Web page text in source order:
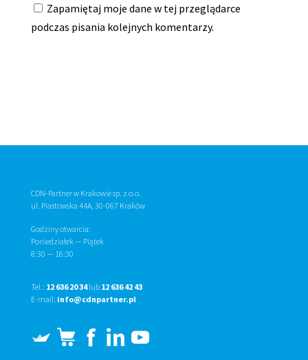
Zapamiętaj moje dane w tej przeglądarce
podczas pisania kolejnych komentarzy.
CDN-Partner w Krakowie sp. z o.o.
ul. Piastowska 44A, 30-067 Kraków
Godziny otwarcia:
Poniedziałek — Piątek
8:30 — 16:30
Tel.: 12 636 20 34 lub 12 636 42 43
E-mail: info@cdnpartner.pl